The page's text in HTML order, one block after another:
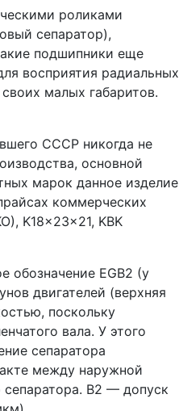
роликами
сепаратор),
подшипники еще
восприятия радиальных
малых габаритов.
СССР никогда не
основной
марок данное изделие
коммерческих
K18x23x21, KBK
обозначение EGB2 (у
двигателей (верхняя
поскольку
вала. У этого
сепаратора
между наружной
B2 — допуск